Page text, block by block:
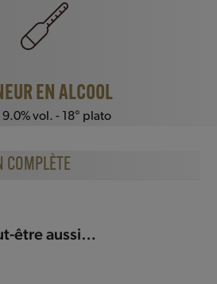
EN ALCOOL
vol. - 18° plato
COMPLÈTE
être aussi…